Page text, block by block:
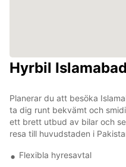
Hyrbil Islamabad
Planerar du att besöka
ta dig runt bekvämt och
ett brett utbud av bilar och
resa till huvudstaden i
Flexibla hyresavtal